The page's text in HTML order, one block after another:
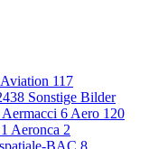
117
Sonstige Bilder
Aermacci 6 Aero 120
1 Aeronca 2
BAC 8